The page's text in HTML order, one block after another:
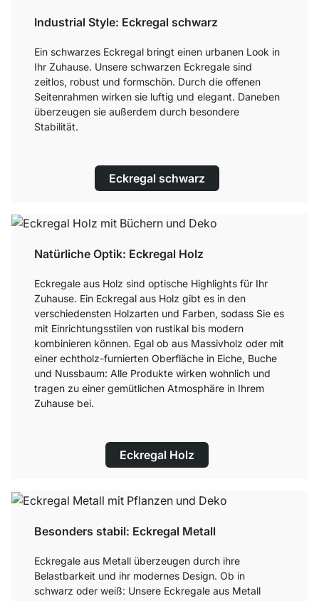
Industrial Style: Eckregal schwarz
Ein schwarzes Eckregal bringt einen urbanen Look in
Ihr Zuhause. Unsere schwarzen Eckregale sind
zeitlos, robust und formschön. Durch die offenen
Seitenrahmen wirken sie luftig und elegant. Daneben
überzeugen sie außerdem durch besondere
Stabilität.
Eckregal schwarz
Natürliche Optik: Eckregal Holz
Eckregale aus Holz sind optische Highlights für Ihr
Zuhause. Ein Eckregal aus Holz gibt es in den
verschiedensten Holzarten und Farben, sodass Sie es
mit Einrichtungsstilen von rustikal bis modern
kombinieren können. Egal ob aus Massivholz oder mit
einer echtholz-furnierten Oberfläche in Eiche, Buche
und Nussbaum: Alle Produkte wirken wohnlich und
tragen zu einer gemütlichen Atmosphäre in Ihrem
Zuhause bei.
Eckregal Holz
Besonders stabil: Eckregal Metall
Eckregale aus Metall überzeugen durch ihre
Belastbarkeit und ihr modernes Design. Ob in
schwarz oder weiß: Unsere Eckregale aus Metall